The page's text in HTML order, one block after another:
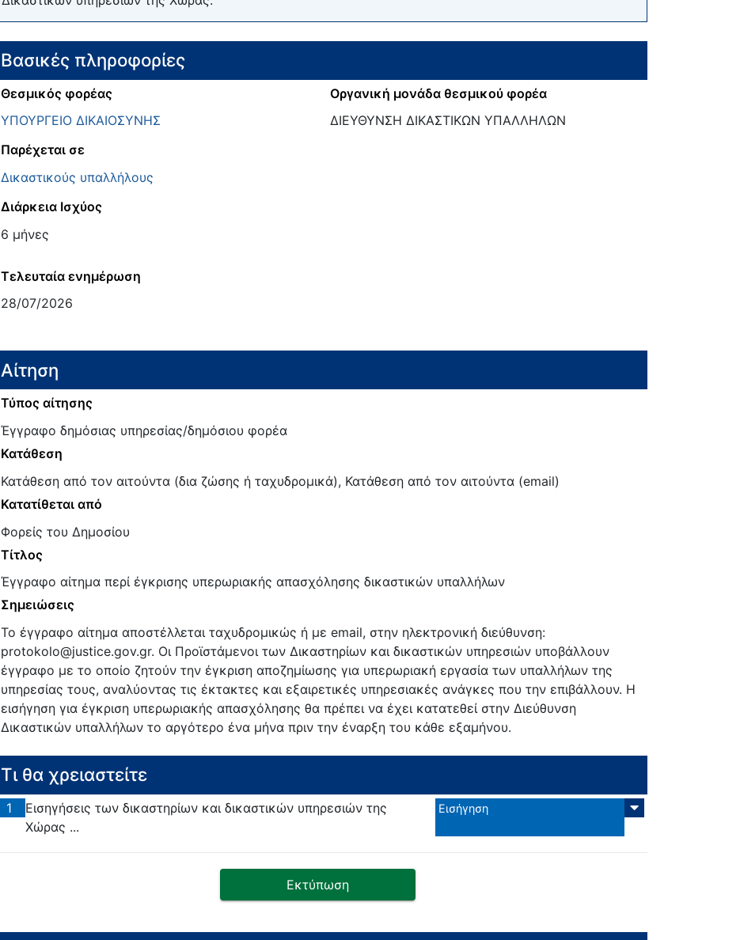
Βασικές πληροφορίες
Θεσμικός φορέας
ΥΠΟΥΡΓΕΙΟ ΔΙΚΑΙΟΣΥΝΗΣ
Οργανική μονάδα θεσμικού φορέα
ΔΙΕΥΘΥΝΣΗ ΔΙΚΑΣΤΙΚΩΝ ΥΠΑΛΛΗΛΩΝ
Παρέχεται σε
Δικαστικούς υπαλλήλους
Διάρκεια Ισχύος
6 μήνες
Τελευταία ενημέρωση
28/07/2026
Αίτηση
Τύπος αίτησης
Έγγραφο δημόσιας υπηρεσίας/δημόσιου φορέα
Κατάθεση
Κατάθεση από τον αιτούντα (δια ζώσης ή ταχυδρομικά), Κατάθεση από τον αιτούντα (email)
Κατατίθεται από
Φορείς του Δημοσίου
Τίτλος
Έγγραφο αίτημα περί έγκρισης υπερωριακής απασχόλησης δικαστικών υπαλλήλων
Σημειώσεις
Το έγγραφο αίτημα αποστέλλεται ταχυδρομικώς ή με email, στην ηλεκτρονική διεύθυνση:
protokolo@justice.gov.gr. Οι Προϊστάμενοι των Δικαστηρίων και δικαστικών υπηρεσιών υποβάλλουν
έγγραφο με το οποίο ζητούν την έγκριση αποζημίωσης για υπερωριακή εργασία των υπαλλήλων της
υπηρεσίας τους, αναλύοντας τις έκτακτες και εξαιρετικές υπηρεσιακές ανάγκες που την επιβάλλουν. Η
εισήγηση για έγκριση υπερωριακής απασχόλησης θα πρέπει να έχει κατατεθεί στην Διεύθυνση
Δικαστικών υπαλλήλων το αργότερο ένα μήνα πριν την έναρξη του κάθε εξαμήνου.
Τι θα χρειαστείτε
1
Εισηγήσεις των δικαστηρίων και δικαστικών υπηρεσιών της
Χώρας ...
Εισήγηση
Εκτύπωση